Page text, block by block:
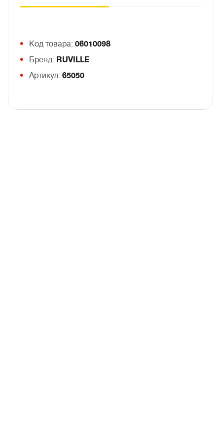
Код товара: 06010098
Бренд: RUVILLE
Артикул: 65050